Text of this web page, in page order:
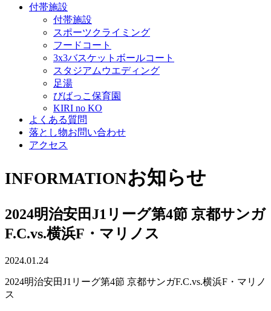
付帯施設
付帯施設
スポーツクライミング
フードコート
3x3バスケットボールコート
スタジアムウエディング
足湯
びばっこ保育園
KIRI no KO
よくある質問
落とし物お問い合わせ
アクセス
INFORMATIONお知らせ
2024明治安田J1リーグ第4節 京都サンガ
F.C.vs.横浜F・マリノス
2024.01.24
2024明治安田J1リーグ第4節 京都サンガF.C.vs.横浜F・マリノ
ス